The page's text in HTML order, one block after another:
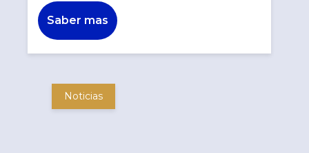
Saber mas
Noticias